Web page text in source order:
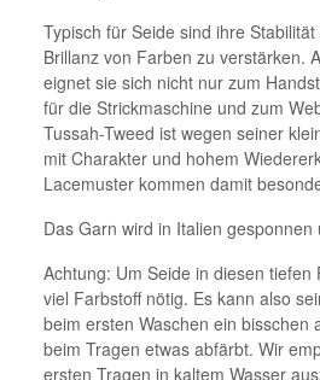
Typisch für Seide sind ihre
Brillanz von Farben zu verstärken.
eignet sie sich nicht nur zum
für die Strickmaschine und zum
Tussah-Tweed ist wegen seiner
mit Charakter und hohem
Lacemuster kommen damit
Das Garn wird in Italien gesponnen
Achtung: Um Seide in diesen
viel Farbstoff nötig. Es kann also
beim ersten Waschen ein bisschen
beim Tragen etwas abfärbt. Wir
ersten Tragen in kaltem Wasser